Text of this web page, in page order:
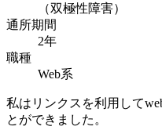
（双極性障害）
通所期間
2年
職種
Web系
私はリンクスを利用して
とができました。